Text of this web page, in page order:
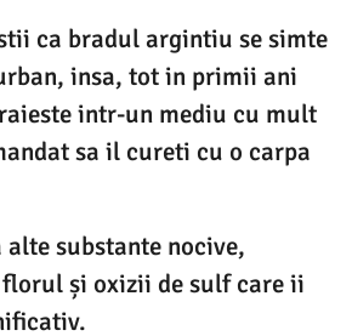
ca bradul argintiu se simte
insa, tot in primii ani
intr-un mediu cu mult
sa il cureti cu o carpa
substante nocive,
și oxizii de sulf care ii